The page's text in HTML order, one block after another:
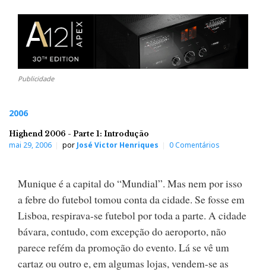
Publicidade
2006
Highend 2006 - Parte 1: Introdução
mai 29, 2006 por José Victor Henriques 0 Comentários
Munique é a capital do “Mundial”. Mas nem por isso
a febre do futebol tomou conta da cidade. Se fosse em
Lisboa, respirava-se futebol por toda a parte. A cidade
bávara, contudo, com excepção do aeroporto, não
parece refém da promoção do evento. Lá se vê um
cartaz ou outro e, em algumas lojas, vendem-se as